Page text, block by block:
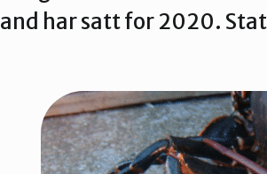
Dette er
land har satt for 2020.